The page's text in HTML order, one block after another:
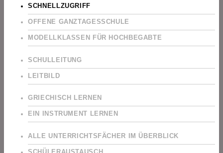
SCHNELLZUGRIFF
OFFENE GANZTAGESSCHULE
MODELLKLASSEN FÜR HOCHBEGABTE
SCHULLEITUNG
LEITBILD
GRIECHISCH LERNEN
EIN INSTRUMENT LERNEN
ALLE UNTERRICHTSFÄCHER IM ÜBERBLICK